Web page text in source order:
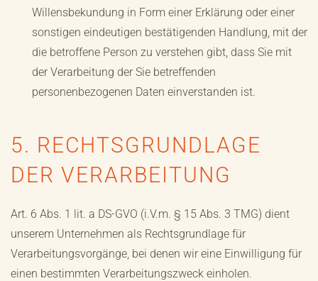
Willensbekundung in Form einer Erklärung oder einer
sonstigen eindeutigen bestätigenden Handlung, mit der
die betroffene Person zu verstehen gibt, dass Sie mit
der Verarbeitung der Sie betreffenden
personenbezogenen Daten einverstanden ist.
5. RECHTSGRUNDLAGE
DER VERARBEITUNG
Art. 6 Abs. 1 lit. a DS-GVO (i.V.m. § 15 Abs. 3 TMG) dient
unserem Unternehmen als Rechtsgrundlage für
Verarbeitungsvorgänge, bei denen wir eine Einwilligung für
einen bestimmten Verarbeitungszweck einholen.